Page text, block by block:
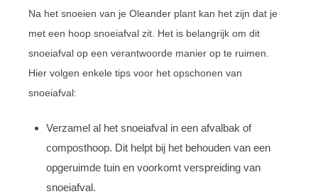
Na het snoeien van je Oleander plant kan het zijn dat je
met een hoop snoeiafval zit. Het is belangrijk om dit
snoeiafval op een verantwoorde manier op te ruimen.
Hier volgen enkele tips voor het opschonen van
snoeiafval:
Verzamel al het snoeiafval in een afvalbak of
composthoop. Dit helpt bij het behouden van een
opgeruimde tuin en voorkomt verspreiding van
snoeiafval.